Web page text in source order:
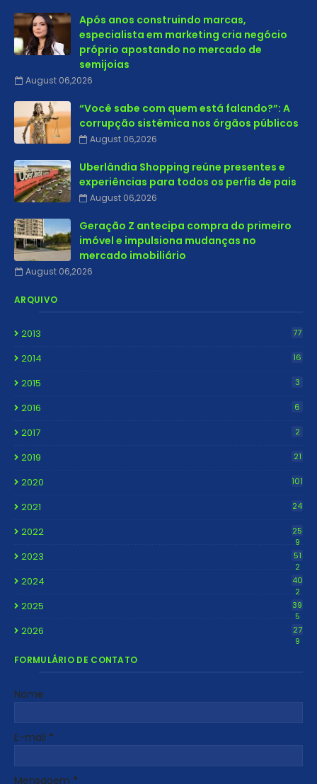
Após anos construindo marcas,
especialista em marketing cria negócio
próprio apostando no mercado de
semijoias
August 06,2026
“Você sabe com quem está falando?”: A
corrupção sistêmica nos órgãos públicos
August 06,2026
Uberlândia Shopping reúne presentes e
experiências para todos os perfis de pais
August 06,2026
Geração Z antecipa compra do primeiro
imóvel e impulsiona mudanças no
mercado imobiliário
August 06,2026
ARQUIVO
2013 77
2014 16
2015 3
2016 6
2017 2
2019 21
2020 101
2021 24
2022
25
9
2023
51
2
2024
40
2
2025
39
5
2026
27
9
FORMULÁRIO DE CONTATO
Nome
E-mail *
Mensagem *